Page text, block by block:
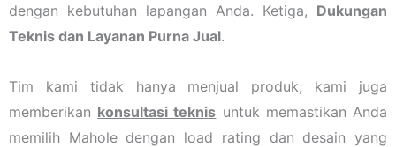
dengan kebutuhan lapangan Anda. Ketiga, Dukungan
Teknis dan Layanan Purna Jual.
Tim kami tidak hanya menjual produk; kami juga
memberikan konsultasi teknis untuk memastikan Anda
memilih Mahole dengan load rating dan desain yang